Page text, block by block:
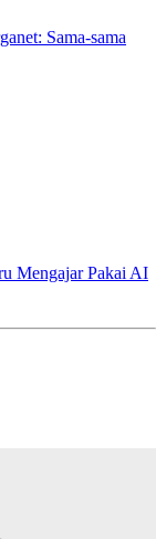
Sama-sama
Mengajar Pakai AI